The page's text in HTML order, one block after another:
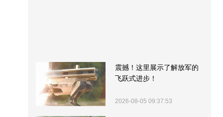
震撼！这里展示了解放军的
飞跃式进步！
2026-08-05 09:37:53